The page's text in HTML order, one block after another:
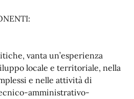
vanta un’esperienza
locale e territoriale, nella
e nelle attività di
amministrativo-